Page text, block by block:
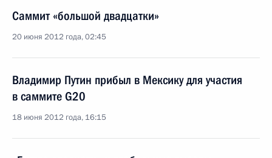
Саммит «большой двадцатки»
20 июня 2012 года, 02:45
Владимир Путин прибыл в Мексику для участия
в саммите G20
18 июня 2012 года, 16:15